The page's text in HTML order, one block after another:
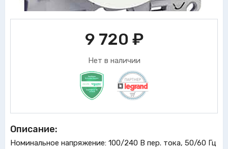
9 720 ₽
Нет в наличии
Описание:
Номинальное напряжение: 100/240 В пер. тока, 50/60 Гц